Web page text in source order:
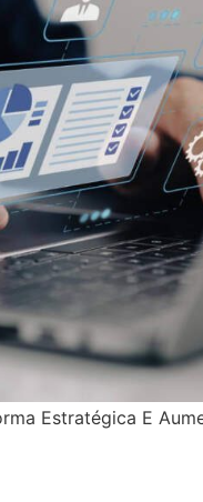
Estratégica E